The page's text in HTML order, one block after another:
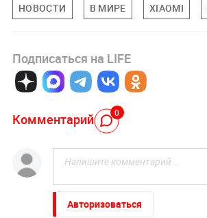
НОВОСТИ В МИРЕ XIAOMI
Подписаться на LIFE
Комментарий 0
Авторизоваться